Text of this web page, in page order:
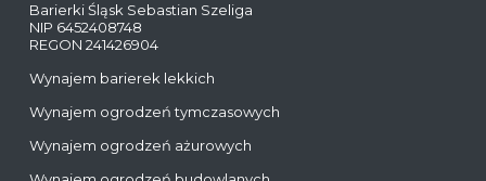
Barierki Śląsk Sebastian Szeliga
NIP 6452408748
REGON 241426904
Wynajem barierek lekkich
Wynajem ogrodzeń tymczasowych
Wynajem ogrodzeń ażurowych